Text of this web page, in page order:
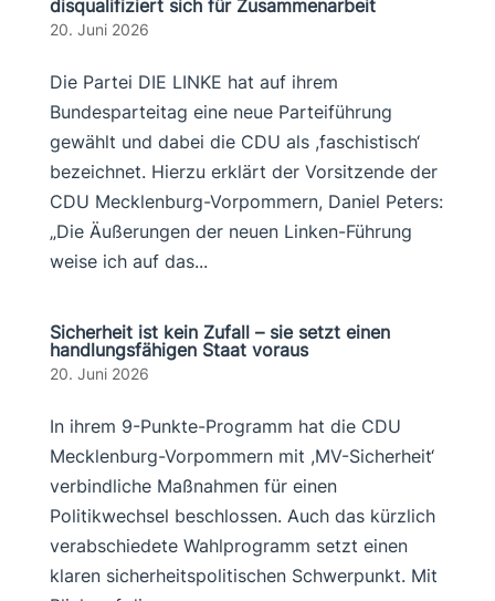
disqualifiziert sich für Zusammenarbeit
20. Juni 2026
Die Partei DIE LINKE hat auf ihrem
Bundesparteitag eine neue Parteiführung
gewählt und dabei die CDU als ,faschistisch‘
bezeichnet. Hierzu erklärt der Vorsitzende der
CDU Mecklenburg-Vorpommern, Daniel Peters:
„Die Äußerungen der neuen Linken-Führung
weise ich auf das...
Sicherheit ist kein Zufall – sie setzt einen
handlungsfähigen Staat voraus
20. Juni 2026
In ihrem 9-Punkte-Programm hat die CDU
Mecklenburg-Vorpommern mit ,MV-Sicherheit‘
verbindliche Maßnahmen für einen
Politikwechsel beschlossen. Auch das kürzlich
verabschiedete Wahlprogramm setzt einen
klaren sicherheitspolitischen Schwerpunkt. Mit